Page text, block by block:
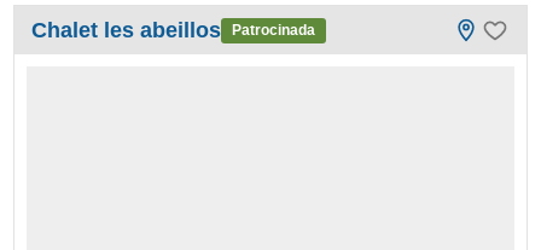
Chalet les abeillos Patrocinada